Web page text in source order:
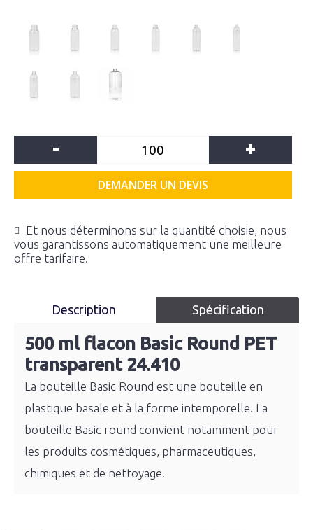
- +
DEMANDER UN DEVIS
Et nous déterminons sur la quantité choisie, nous
vous garantissons automatiquement une meilleure
offre tarifaire.
Description Spécification
500 ml flacon Basic Round PET
transparent 24.410
La bouteille Basic Round est une bouteille en
plastique basale et à la forme intemporelle. La
bouteille Basic round convient notamment pour
les produits cosmétiques, pharmaceutiques,
chimiques et de nettoyage.